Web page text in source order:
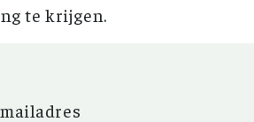
te krijgen.